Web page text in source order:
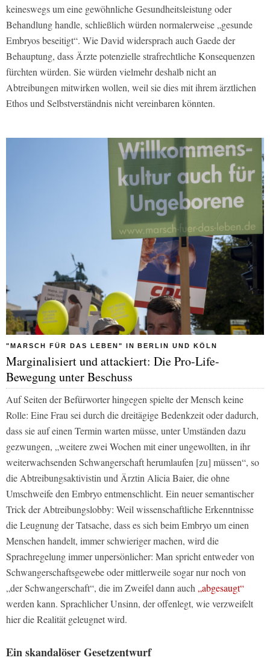
keineswegs um eine gewöhnliche Gesundheitsleistung oder
Behandlung handle, schließlich würden normalerweise „gesunde
Embryos beseitigt“. Wie David widersprach auch Gaede der
Behauptung, dass Ärzte potenzielle strafrechtliche Konsequenzen
fürchten würden. Sie würden vielmehr deshalb nicht an
Abtreibungen mitwirken wollen, weil sie dies mit ihrem ärztlichen
Ethos und Selbstverständnis nicht vereinbaren könnten.
"MARSCH FÜR DAS LEBEN" IN BERLIN UND KÖLN
Marginalisiert und attackiert: Die Pro-Life-
Bewegung unter Beschuss
Auf Seiten der Befürworter hingegen spielte der Mensch keine
Rolle: Eine Frau sei durch die dreitägige Bedenkzeit oder dadurch,
dass sie auf einen Termin warten müsse, unter Umständen dazu
gezwungen, „weitere zwei Wochen mit einer ungewollten, in ihr
weiterwachsenden Schwangerschaft herumlaufen [zu] müssen“, so
die Abtreibungsaktivistin und Ärztin Alicia Baier, die ohne
Umschweife den Embryo entmenschlicht. Ein neuer semantischer
Trick der Abtreibungslobby: Weil wissenschaftliche Erkenntnisse
die Leugnung der Tatsache, dass es sich beim Embryo um einen
Menschen handelt, immer schwieriger machen, wird die
Sprachregelung immer unpersönlicher: Man spricht entweder von
Schwangerschaftsgewebe oder mittlerweile sogar nur noch von
„der Schwangerschaft“, die im Zweifel dann auch „abgesaugt“
werden kann. Sprachlicher Unsinn, der offenlegt, wie verzweifelt
hier die Realität geleugnet wird.
Ein skandalöser Gesetzentwurf